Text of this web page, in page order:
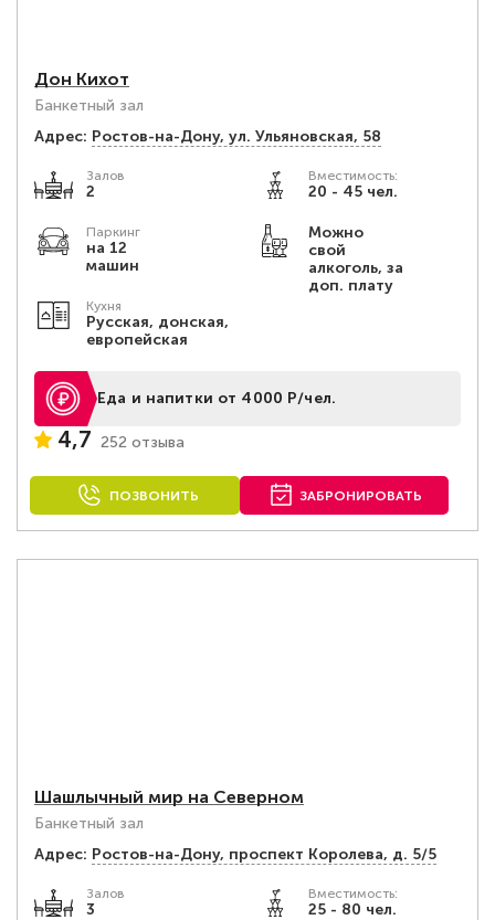
Дон Кихот
Банкетный зал
Адрес: Ростов-на-Дону, ул. Ульяновская, 58
Залов
2
Вместимость:
20 - 45 чел.
Паркинг
на 12
машин
Можно
свой
алкоголь, за
доп. плату
Кухня
Русская, донская,
европейская
Еда и напитки от 4000 Р/чел.
4,7 252 отзыва
ПОЗВОНИТЬ ЗАБРОНИРОВАТЬ
Шашлычный мир на Северном
Банкетный зал
Адрес: Ростов-на-Дону, проспект Королева, д. 5/5
Залов
3
Вместимость:
25 - 80 чел.